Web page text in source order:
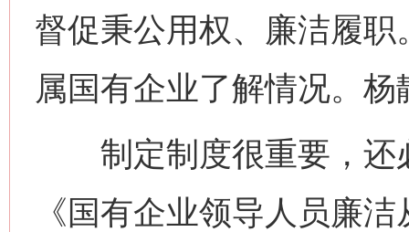
督促秉公用权、廉洁履
属国有企业了解情况。杨
制定制度很重要，还
《国有企业领导人员廉